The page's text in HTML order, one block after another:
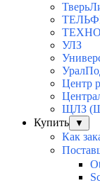
УЛЗ
Центр
ЩЛЗ
Купить
▼
Как